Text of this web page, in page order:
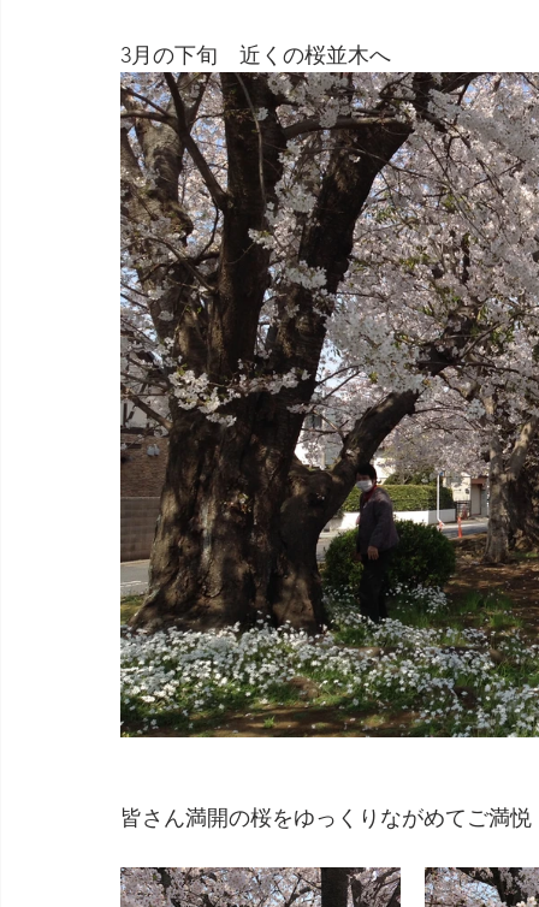
3月の下旬　近くの桜並木へ
皆さん満開の桜をゆっくりながめてご満悦